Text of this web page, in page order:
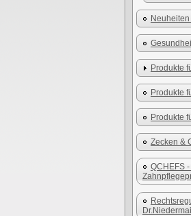
Produkte
Produkte
Produkte
Zecken &
QCHEFS